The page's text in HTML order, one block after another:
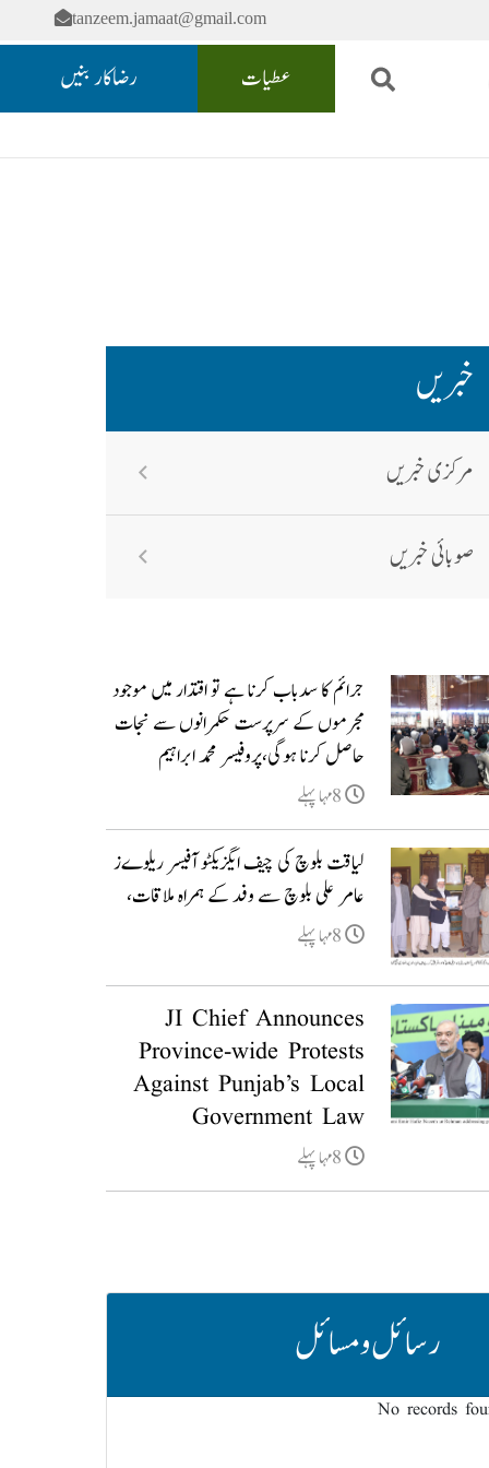
tanzeem.jamaat@gmail.com
عطیات رضاکار بنیں
خبریں
مرکزی خبریں
صوبائی خبریں
جرائم کا سدباب کرنا ہے تو اقتدار میں موجود
مجرموں کے سرپرست حکمرانوں سے نجات
حاصل کرنا ہوگی،پروفیسر محمد ابراہیم
لیاقت بلوچ کی چیف ایگزیکٹو آفیسر ریلوےز
عامر علی بلوچ سے وفد کے ہمراہ ملاقات،
JI Chief Announces
Province-wide Protests
Against Punjab’s Local
Government Law
رسائل و مسائل
No records